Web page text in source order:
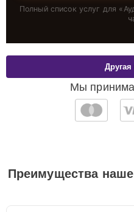
Полный список услуг для «
Мы
Преимущества